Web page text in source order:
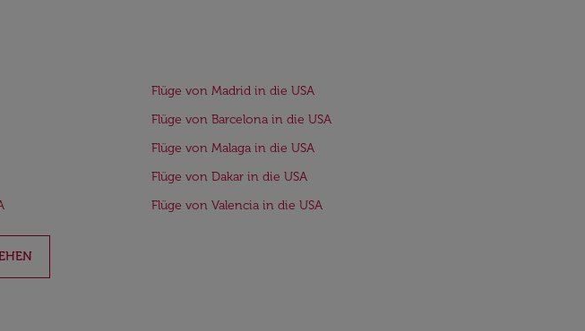
Flüge von Madrid in die USA
Flüge von Barcelona in die USA
Flüge von Malaga in die USA
Flüge von Dakar in die USA
Flüge von Valencia in die USA